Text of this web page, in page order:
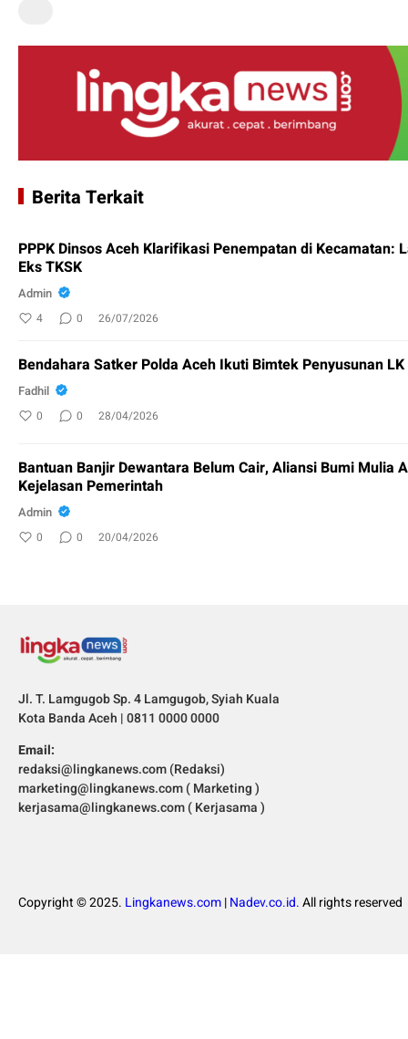
Berita Terkait
PPPK Dinsos Aceh Klarifikasi Penempatan di Kecamatan:
Eks TKSK
Admin
4 0 26/07/2026
Bendahara Satker Polda Aceh Ikuti Bimtek Penyusunan LK
Fadhil
0 0 28/04/2026
Bantuan Banjir Dewantara Belum Cair, Aliansi Bumi Mulia
Kejelasan Pemerintah
Admin
0 0 20/04/2026
Jl. T. Lamgugob Sp. 4 Lamgugob, Syiah Kuala
Kota Banda Aceh | 0811 0000 0000
Email:
redaksi@lingkanews.com (Redaksi)
marketing@lingkanews.com ( Marketing )
kerjasama@lingkanews.com ( Kerjasama )
Copyright © 2025. Lingkanews.com|Nadev.co.id.All rights reserved